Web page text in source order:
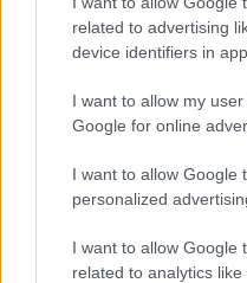
related to advertising
device identifiers in
I want to allow my
Google for online
I want to allow Google
personalized
I want to allow Google
related to analytics
2025. november 19.